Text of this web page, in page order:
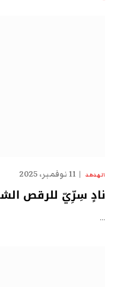
الهدهد 11 نوفمبر، 2025
نادٍ سِرِّيّ للرقص
…